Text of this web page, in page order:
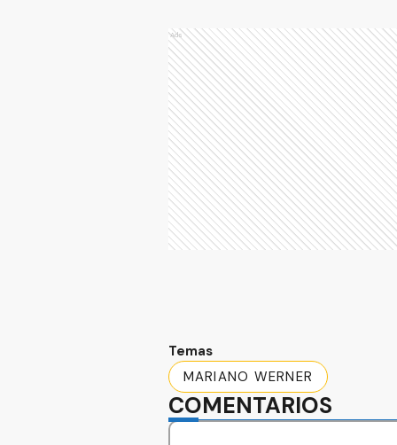
Ads
Temas
MARIANO WERNER
COMENTARIOS